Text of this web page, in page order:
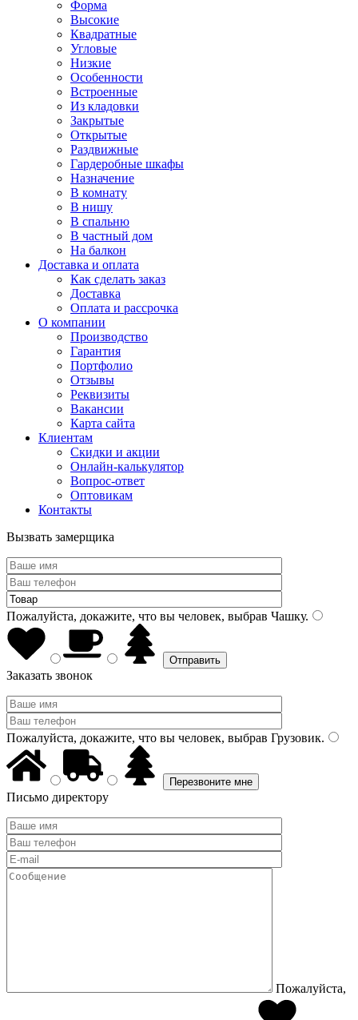
Форма
Высокие
Квадратные
Угловые
Низкие
Особенности
Встроенные
Из кладовки
Закрытые
Открытые
Раздвижные
Гардеробные шкафы
Назначение
В комнату
В нишу
В спальню
В частный дом
На балкон
Доставка и оплата
Как сделать заказ
Доставка
Оплата и рассрочка
О компании
Производство
Гарантия
Портфолио
Отзывы
Реквизиты
Вакансии
Карта сайта
Клиентам
Скидки и акции
Онлайн-калькулятор
Вопрос-ответ
Оптовикам
Контакты
Вызвать замерщика
Пожалуйста, докажите, что вы человек, выбрав Чашку.
Заказать звонок
Пожалуйста, докажите, что вы человек, выбрав Грузовик.
Письмо директору
Пожалуйста,